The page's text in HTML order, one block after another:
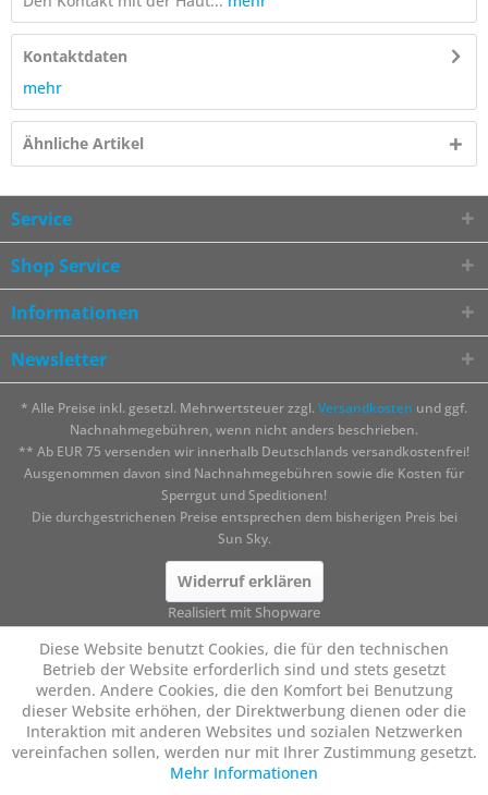
Kontaktdaten
mehr
Ähnliche Artikel
Service
Shop Service
Informationen
Newsletter
* Alle Preise inkl. gesetzl. Mehrwertsteuer zzgl. Versandkosten und ggf.
Nachnahmegebühren, wenn nicht anders beschrieben.
** Ab EUR 75 versenden wir innerhalb Deutschlands versandkostenfrei!
Ausgenommen davon sind Nachnahmegebühren sowie die Kosten für
Sperrgut und Speditionen!
Die durchgestrichenen Preise entsprechen dem bisherigen Preis bei
Sun Sky.
Widerruf erklären
Realisiert mit Shopware
Diese Website benutzt Cookies, die für den technischen
Betrieb der Website erforderlich sind und stets gesetzt
werden. Andere Cookies, die den Komfort bei Benutzung
dieser Website erhöhen, der Direktwerbung dienen oder die
Interaktion mit anderen Websites und sozialen Netzwerken
vereinfachen sollen, werden nur mit Ihrer Zustimmung gesetzt.
Mehr Informationen